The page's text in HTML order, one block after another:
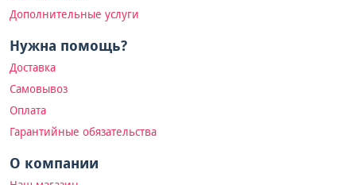
Дополнительные услуги
Нужна помощь?
Доставка
Самовывоз
Оплата
Гарантийные обязательства
О компании